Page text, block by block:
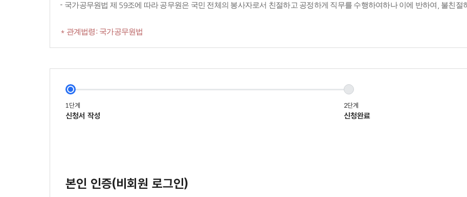
국가공무원법 제 59조에 따라 공무원은 국민 전체의 봉사자로서 친절하고 공정하게 직무를 수행하여하나 이에 반하여, 불친절
* 관계법령: 국가공무원법